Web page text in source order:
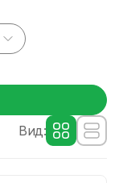
Вид: